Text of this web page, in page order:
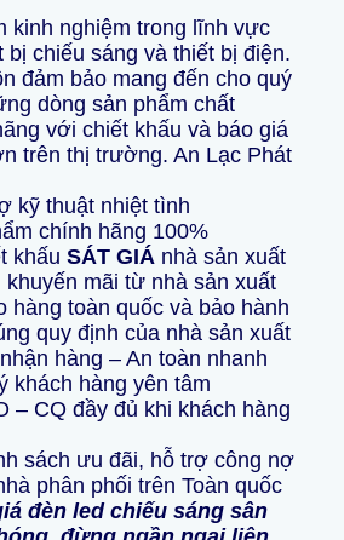
kinh nghiệm trong lĩnh vực
bị chiếu sáng và thiết bị điện.
đảm bảo mang đến cho quý
dòng sản phẩm chất
với chiết khấu và báo giá
trên thị trường. An Lạc Phát
kỹ thuật nhiệt tình
chính hãng 100%
khấu SÁT GIÁ nhà sản xuất
mãi từ nhà sản xuất
hàng toàn quốc và bảo hành
quy định của nhà sản xuất
hàng – An toàn nhanh
khách hàng yên tâm
– CQ đầy đủ khi khách hàng
sách ưu đãi, hỗ trợ công nợ
phân phối trên Toàn quốc
đèn led chiếu sáng sân